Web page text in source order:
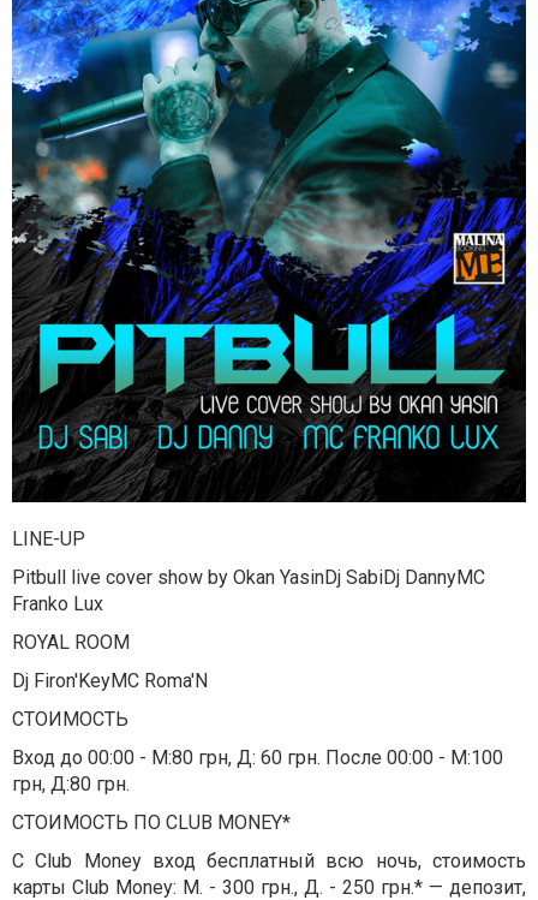
LINE-UP
Pitbull live cover show by Okan YasinDj SabiDj DannyMC
Franko Lux
ROYAL ROOM
Dj Firon'KeyMC Roma'N
СТОИМОСТЬ
Вход до 00:00 - М:80 грн, Д: 60 грн. После 00:00 - М:100
грн, Д:80 грн.
СТОИМОСТЬ ПО CLUB MONEY*
С Club Money вход бесплатный всю ночь, стоимость
карты Club Money: М. - 300 грн., Д. - 250 грн.* — депозит,